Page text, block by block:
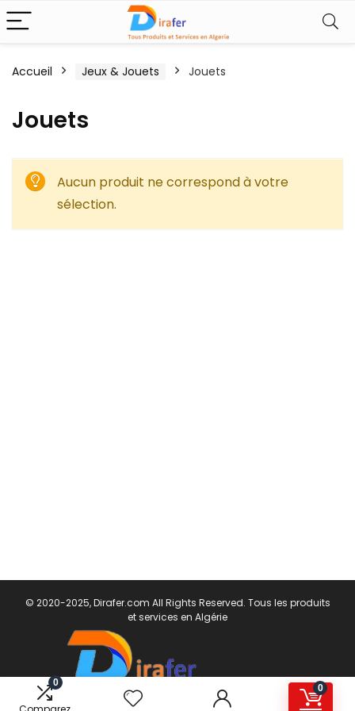
0
0
Accueil Jeux & Jouets Jouets
Jouets
Aucun produit ne correspond à votre
sélection.
© 2020-2025, Dirafer.com All Rights Reserved. Tous les produits
et services en Algérie